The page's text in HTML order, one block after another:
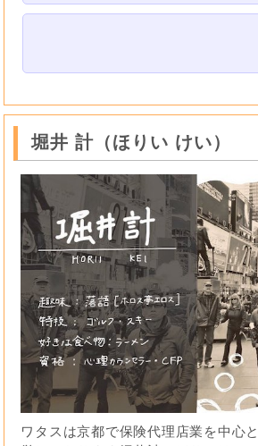
堀井 計（ほりい けい）
ワタスは京都で保険代理店業を中心